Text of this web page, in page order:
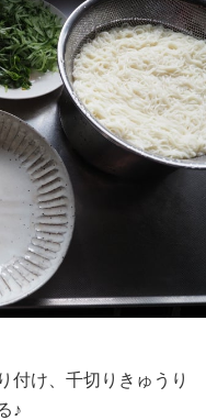
付け、千切りきゅうり
♪